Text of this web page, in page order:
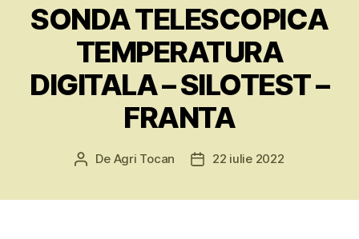
SONDA TELESCOPICA
TEMPERATURA
DIGITALA – SILOTEST –
FRANTA
Autor
De Agri Tocan
Dată22 iulie 2022